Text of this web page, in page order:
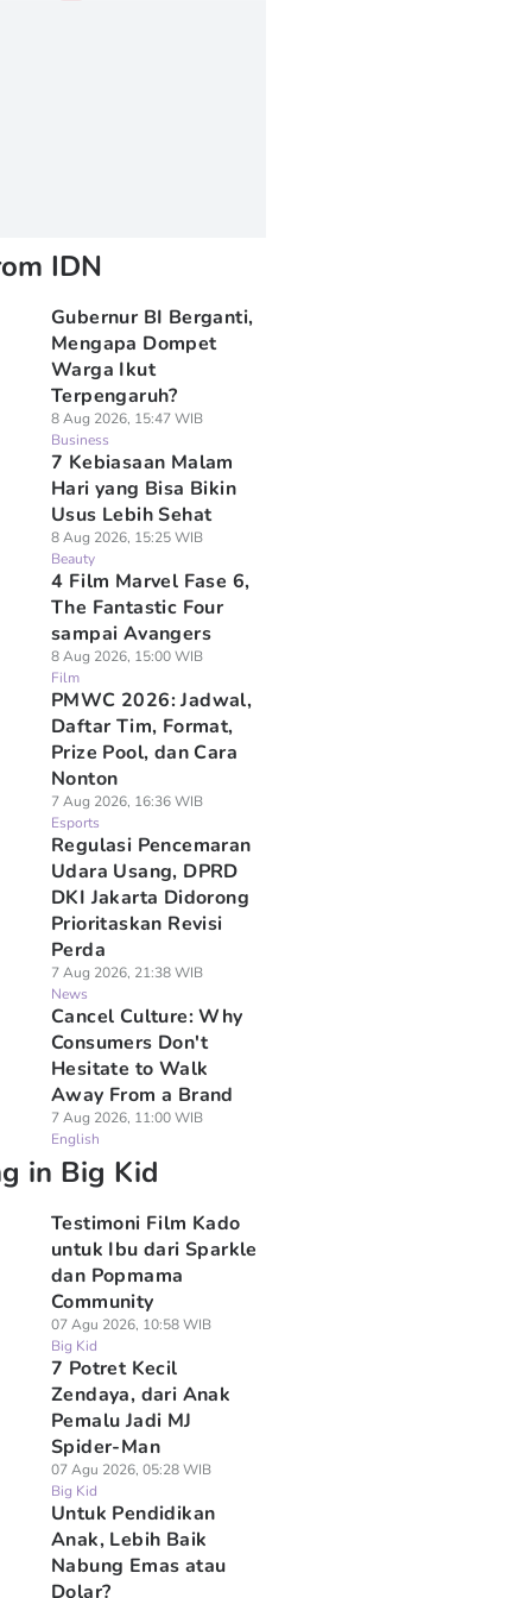
IDN
Gubernur BI Berganti,
Mengapa Dompet
Warga Ikut
Terpengaruh?
8 Aug 2026, 15:47 WIB
Business
7 Kebiasaan Malam
Hari yang Bisa Bikin
Usus Lebih Sehat
8 Aug 2026, 15:25 WIB
Beauty
4 Film Marvel Fase 6,
The Fantastic Four
sampai Avangers
8 Aug 2026, 15:00 WIB
Film
PMWC 2026: Jadwal,
Daftar Tim, Format,
Prize Pool, dan Cara
Nonton
7 Aug 2026, 16:36 WIB
Esports
Regulasi Pencemaran
Udara Usang, DPRD
DKI Jakarta Didorong
Prioritaskan Revisi
Perda
7 Aug 2026, 21:38 WIB
News
Cancel Culture: Why
Consumers Don't
Hesitate to Walk
Away From a Brand
7 Aug 2026, 11:00 WIB
English
in Big Kid
Testimoni Film Kado
untuk Ibu dari Sparkle
dan Popmama
Community
07 Agu 2026, 10:58 WIB
Big Kid
7 Potret Kecil
Zendaya, dari Anak
Pemalu Jadi MJ
Spider-Man
07 Agu 2026, 05:28 WIB
Big Kid
Untuk Pendidikan
Anak, Lebih Baik
Nabung Emas atau
Dolar?